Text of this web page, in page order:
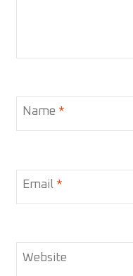
Name *
Email *
Website